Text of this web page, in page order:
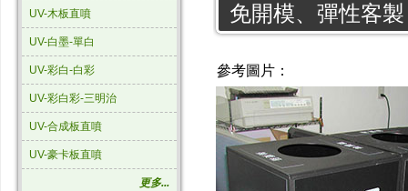
UV-木板直噴
UV-白墨-單白
UV-彩白-白彩
UV-彩白彩-三明治
UV-合成板直噴
UV-豪卡板直噴
更多...
免開模、彈性客
參考圖片：